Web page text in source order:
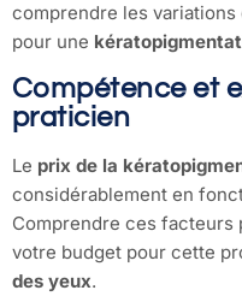
comprendre les
pour une
Compétence et
praticien
Le prix de la
considérablement en
Comprendre ces facteurs
votre budget pour cette
des yeux.